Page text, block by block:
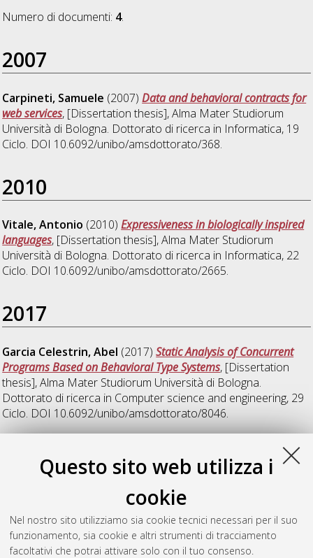
Questo sito web utilizza i
cookie
Nel nostro sito utilizziamo sia cookie tecnici necessari per il suo
funzionamento, sia cookie e altri strumenti di tracciamento
facoltativi che potrai attivare solo con il tuo consenso.
Numero di documenti: 4.
2007
Carpineti, Samuele (2007)Data and behavioral contracts for
web services, [Dissertation thesis], Alma Mater Studiorum
Università di Bologna. Dottorato di ricerca in Informatica, 19
Ciclo. DOI 10.6092/unibo/amsdottorato/368.
2010
Vitale, Antonio (2010)Expressiveness in biologically inspired
languages, [Dissertation thesis], Alma Mater Studiorum
Università di Bologna. Dottorato di ricerca in Informatica, 22
Ciclo. DOI 10.6092/unibo/amsdottorato/2665.
2017
Garcia Celestrin, Abel (2017)Static Analysis of Concurrent
Programs Based on Behavioral Type Systems, [Dissertation
thesis], Alma Mater Studiorum Università di Bologna.
Dottorato di ricerca in Computer science and engineering, 29
Ciclo. DOI 10.6092/unibo/amsdottorato/8046.
2023
(2023)A formal analysis of blockchain
, [Dissertation thesis], Alma Mater Studiorum
Università di Bologna. Dottorato di ricerca inComputer
science and engineering, 35 Ciclo. DOI